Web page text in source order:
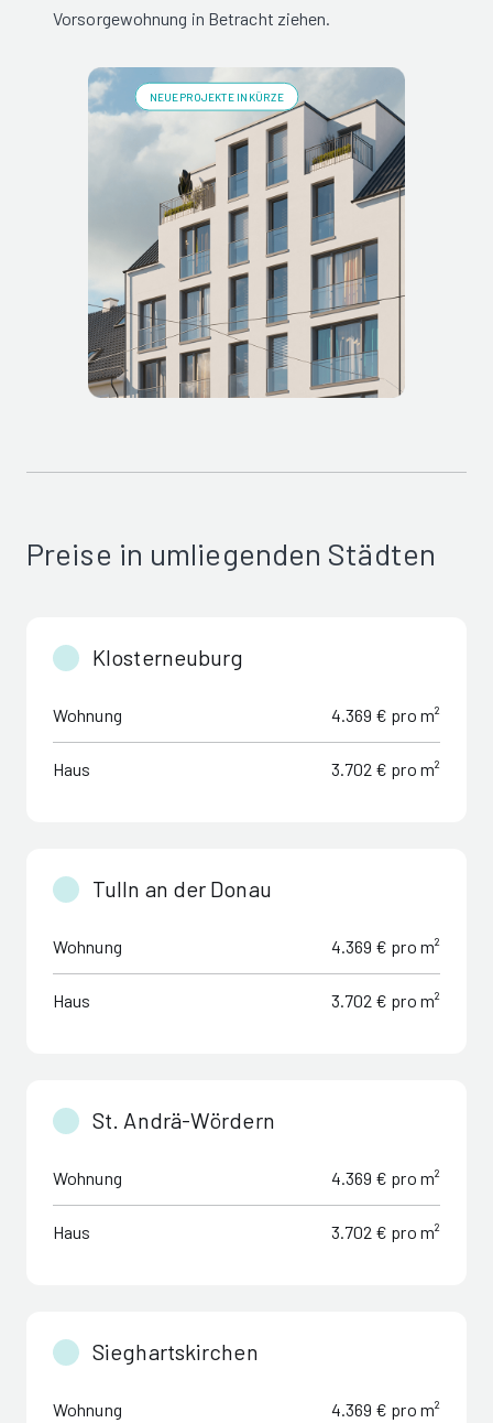
Vorsorgewohnung in Betracht ziehen.
NEUE PROJEKTE IN KÜRZE
Preise in umliegenden Städten
Klosterneuburg
Wohnung 4.369 € pro m²
Haus 3.702 € pro m²
Tulln an der Donau
Wohnung 4.369 € pro m²
Haus 3.702 € pro m²
St. Andrä-Wördern
Wohnung 4.369 € pro m²
Haus 3.702 € pro m²
Sieghartskirchen
Wohnung 4.369 € pro m²